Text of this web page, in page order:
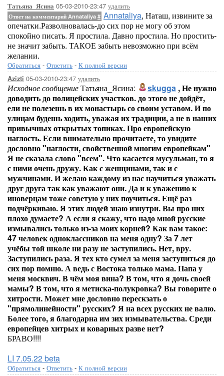
Татьяна_Ясина 05-03-2010-23:47 удалить
Ответ на комментарий Annataliya # Annataliya, Наташ, извините за
опечатки.Разволновалась-до сих пор не могу об этом
спокойно писать. Я простила. Давно простила. Но простить-
не значит забыть. ТАКОЕ забыть невозможно при всём
желании.
Обратиться - Ответить - К полной версии
Azizti 05-03-2010-23:47 удалить
Исходное сообщениеТатьяна_Ясина: skugga , Не нужно
доводить до полицейских участков. до этого не дойдёт,
ели не полезешь в их монастырь со своим уставом. И по
улицам будешь ходить, уважая их традиции, а не в наших
привычных открытых топиках. Про европейскую
наглость. Если внимательно прочитаете, то увидите
дословно "наглости, свойственной многим европейкам"
Я не сказала слово "всем". Что касается мусульман, то я
с ними очень дружу. Как с женщинами, так и с
мужчинами. И желаю каждому из нас научиться уважать
друг друга так как уважают они. Да и к уважению к
иноверцам тоже советую у них поучиться. Ещё раз
подчёркиваю. Я этих людей знаю изнутри. Вы про них
плохо думаете? А если я скажу, что надо мной русские
измывались только из-за моих корней? Как вам такое:
47 человек одноклассников на меня одну? За 7 лет
учёбы той школе ни разу не заступились. Нет, вру.
Заступились раза. Я тех кто сумел за меня заступиться до
сих пор помню. А ведь с Востока только мама. Папа у
меня москвич. В чём моя вина? В том, что я дочь своей
мамы? В том, что я метиска-полукровка? Вы говорите о
хитрости. Может мне дословно перескзать о
"прямолинейности" русских? Я на всех русских не валю.
Более того, я благодарна им зих измывательства. Среди
европейцев хитрых и коварных разве нет?
БРАВО!!!!
LI 7.05.22 beta
Обратиться - Ответить - К полной версии